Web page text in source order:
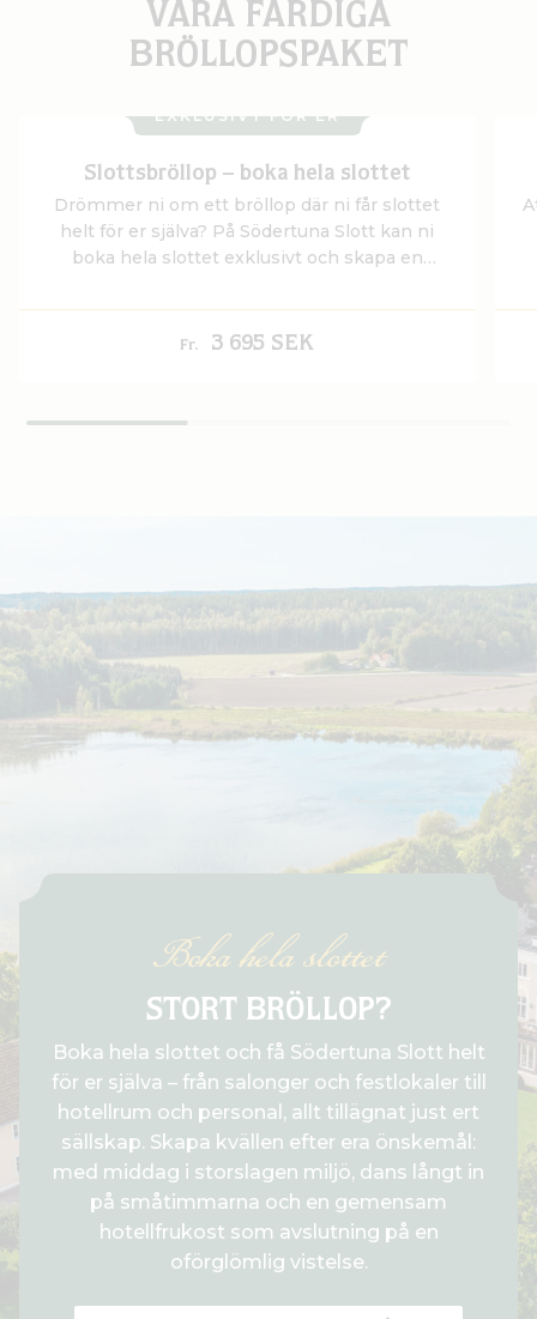
VÅRA FÄRDIGA
BRÖLLOPSPAKET
EXKLUSIVT FÖR ER
Slottsbröllop – boka hela slottet
Drömmer ni om ett bröllop där ni får slottet
helt för er själva? På Södertuna Slott kan ni
boka hela slottet exklusivt och skapa en
tid att bara vara – tillsammans med era nära
och kära.
Fr. 3 695 SEK
Boka hela slottet
STORT BRÖLLOP?
Boka hela slottet och få Södertuna Slott helt
för er själva – från salonger och festlokaler till
hotellrum och personal, allt tillägnat just ert
sällskap. Skapa kvällen efter era önskemål:
med middag i storslagen miljö, dans långt in
på småtimmarna och en gemensam
hotellfrukost som avslutning på en
oförglömlig vistelse.